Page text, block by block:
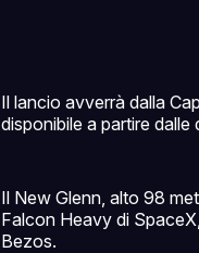
Il lancio avverrà dalla
disponibile a partire
Il New Glenn, alto 98
Falcon Heavy di
Bezos.